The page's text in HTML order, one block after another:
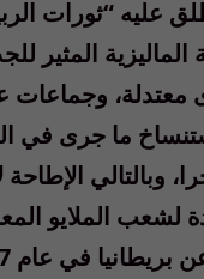
عليه “ثورات
المثير
وجماعات
ما جرى في
وبالتالي
لشعب الملايو
في عام 1957.